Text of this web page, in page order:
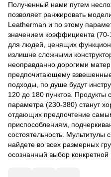
Полученный нами путем
позволяет ранжировать
Leatherman и по этому
значением коэффициента (70-
для людей, ценящих
излишне сложными
неоправданно дорогими
предпочитающему
подходы, по душе будут
120 до 180 пунктов.
параметра (230-380) станут
отдающих предпочтение
приспособлениям,
состоятельность.
найдете во всех размерных
осознанный выбор